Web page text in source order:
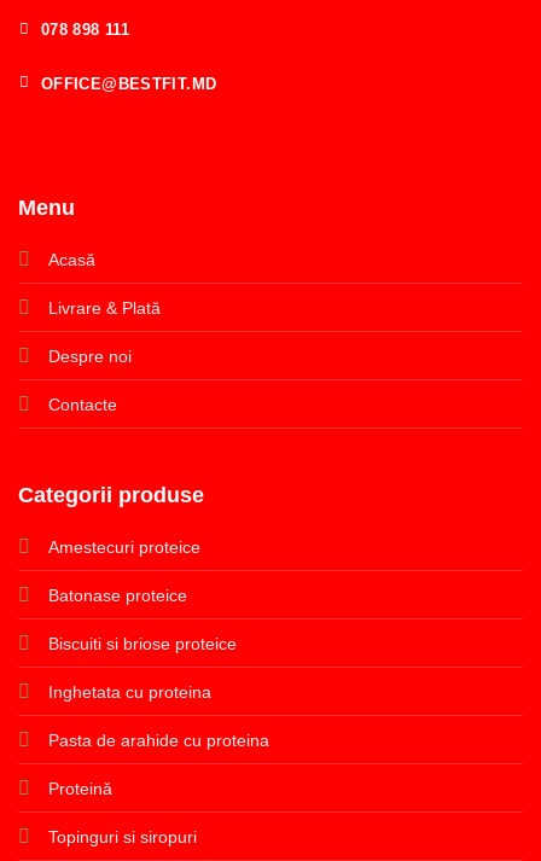
078 898 111
OFFICE@BESTFIT.MD
Menu
Acasă
Livrare & Plată
Despre noi
Contacte
Categorii produse
Amestecuri proteice
Batonase proteice
Biscuiti si briose proteice
Inghetata cu proteina
Pasta de arahide cu proteina
Proteină
Topinguri si siropuri